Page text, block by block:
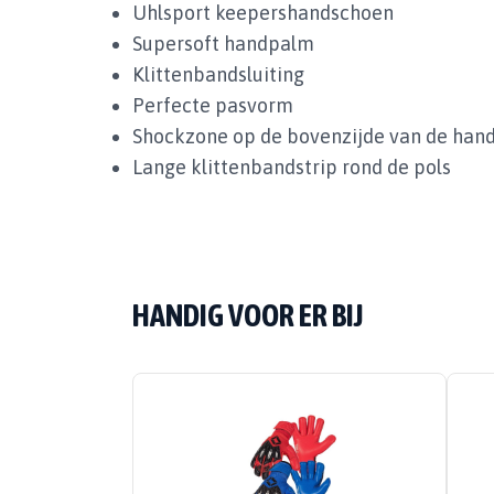
Uhlsport keepershandschoen
Supersoft handpalm
Klittenbandsluiting
Perfecte pasvorm
Shockzone op de bovenzijde van de
Lange klittenbandstrip rond de pols
HANDIG VOOR ER BIJ